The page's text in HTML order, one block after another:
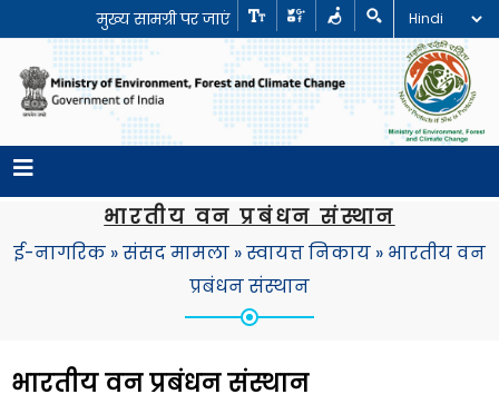
मुख्य सामग्री पर जाएं
भारतीय वन प्रबंधन संस्थान
ई-नागरिक »संसद मामला »स्वायत्त निकाय » भारतीय वन
प्रबंधन संस्थान
भारतीय वन प्रबंधन संस्थान